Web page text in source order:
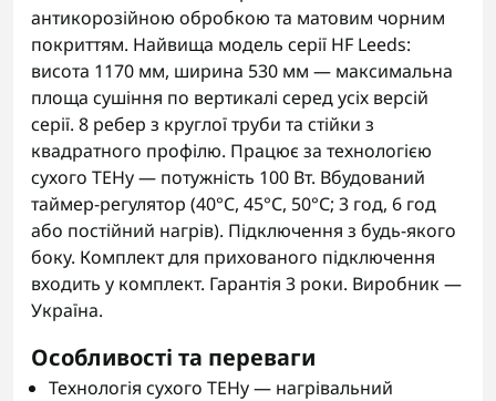
антикорозійною обробкою та матовим чорним
покриттям. Найвища модель серії HF Leeds:
висота 1170 мм, ширина 530 мм — максимальна
площа сушіння по вертикалі серед усіх версій
серії. 8 ребер з круглої труби та стійки з
квадратного профілю. Працює за технологією
сухого ТЕНу — потужність 100 Вт. Вбудований
таймер-регулятор (40°С, 45°С, 50°С; 3 год, 6 год
або постійний нагрів). Підключення з будь-якого
боку. Комплект для прихованого підключення
входить у комплект. Гарантія 3 роки. Виробник —
Україна.
Особливості та переваги
Технологія сухого ТЕНу — нагрівальний